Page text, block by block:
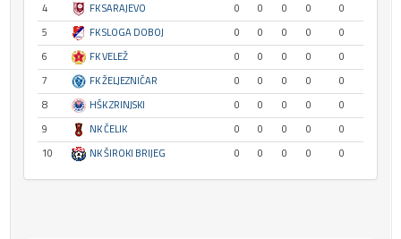
4
FK SARAJEVO 0 0 0 0
0
5
FK SLOGA DOBOJ 0 0 0 0
0
6
FK VELEŽ 0 0 0 0
0
7
FK ŽELJEZNIČAR 0 0 0 0
0
8
HŠK ZRINJSKI 0 0 0 0
0
9
NK ČELIK 0 0 0 0
0
10
NK ŠIROKI BRIJEG 0 0 0 0 0